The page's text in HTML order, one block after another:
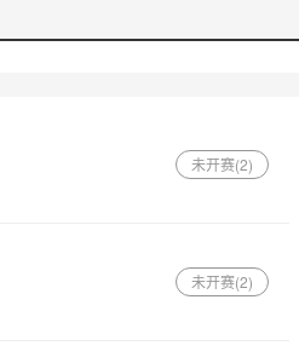
未开赛(2)
未开赛(2)